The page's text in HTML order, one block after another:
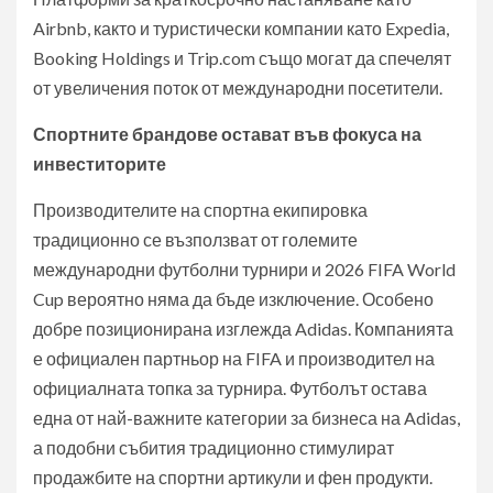
Airbnb, както и туристически компании като Expedia,
Booking Holdings и Trip.com също могат да спечелят
от увеличения поток от международни посетители.
Спортните брандове остават във фокуса на
инвеститорите
Производителите на спортна екипировка
традиционно се възползват от големите
международни футболни турнири и 2026 FIFA World
Cup вероятно няма да бъде изключение. Особено
добре позиционирана изглежда Adidas. Компанията
е официален партньор на FIFA и производител на
официалната топка за турнира. Футболът остава
една от най-важните категории за бизнеса на Adidas,
а подобни събития традиционно стимулират
продажбите на спортни артикули и фен продукти.